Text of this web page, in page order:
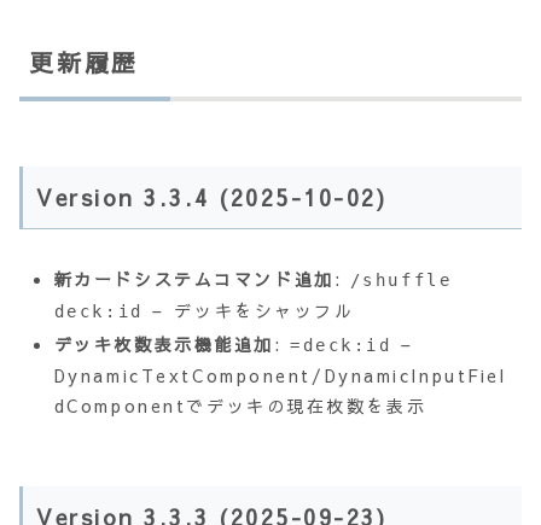
更新履歴
Version 3.3.4 (2025-10-02)
新カードシステムコマンド追加 :
/shuffle
deck:id
– デッキをシャッフル
デッキ枚数表示機能追加 :=deck:id
–
DynamicTextComponent/DynamicInputFiel
dComponentでデッキの現在枚数を表示
Version 3.3.3 (2025-09-23)